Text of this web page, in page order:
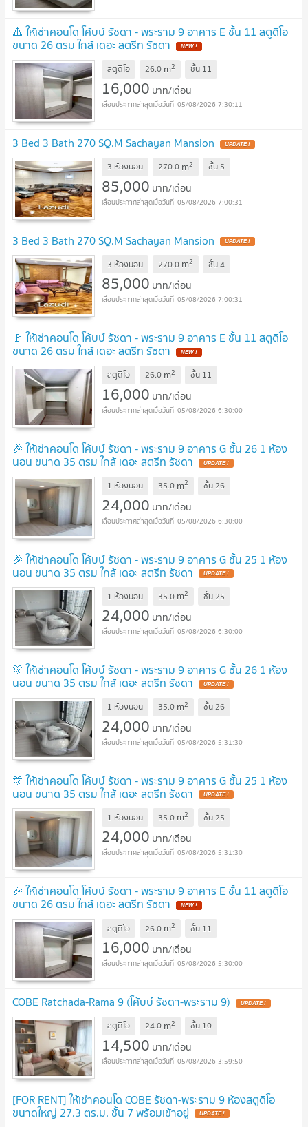
🔺 ให้เช่าคอนโด โค้บบ์ รัชดา - พระราม 9 อาคาร E ชั้น 11 สตูดิโอ
ขนาด 26 ตรม ใกล้ เดอะ สตรีท รัชดา
สตูดิโอ 26.0 m2 ชั้น 11
16,000 บาท/เดือน
05/08/2026 7:30:11
3 Bed 3 Bath 270 SQ.M Sachayan Mansion
3 ห้องนอน 270.0 m2 ชั้น 5
85,000 บาท/เดือน
05/08/2026 7:00:31
3 Bed 3 Bath 270 SQ.M Sachayan Mansion
3 ห้องนอน 270.0 m2 ชั้น4
85,000 บาท/เดือน
05/08/2026 7:00:31
🚩 ให้เช่าคอนโด โค้บบ์ รัชดา - พระราม 9 อาคาร E ชั้น 11 สตูดิโอ
ขนาด 26 ตรม ใกล้ เดอะ สตรีท รัชดา
สตูดิโอ 26.0 m2 ชั้น 11
16,000 บาท/เดือน
05/08/2026 6:30:00
🎉 ให้เช่าคอนโด โค้บบ์ รัชดา - พระราม 9 อาคาร G ชั้น 26 1 ห้อง
นอน ขนาด 35 ตรม ใกล้ เดอะ สตรีท รัชดา
1 ห้องนอน 35.0 m2 ชั้น26
24,000 บาท/เดือน
05/08/2026 6:30:00
🎉 ให้เช่าคอนโด โค้บบ์ รัชดา - พระราม 9 อาคาร G ชั้น 25 1 ห้อง
นอน ขนาด 35 ตรม ใกล้ เดอะ สตรีท รัชดา
1 ห้องนอน 35.0 m2 ชั้น25
24,000 บาท/เดือน
05/08/2026 6:30:00
🎊 ให้เช่าคอนโด โค้บบ์ รัชดา - พระราม 9 อาคาร G ชั้น 26 1 ห้อง
นอน ขนาด 35 ตรม ใกล้ เดอะ สตรีท รัชดา
1 ห้องนอน 35.0 m2 ชั้น26
24,000 บาท/เดือน
05/08/2026 5:31:30
🎊 ให้เช่าคอนโด โค้บบ์ รัชดา - พระราม 9 อาคาร G ชั้น 25 1 ห้อง
นอน ขนาด 35 ตรม ใกล้ เดอะ สตรีท รัชดา
1 ห้องนอน 35.0 m2 ชั้น25
24,000 บาท/เดือน
05/08/2026 5:31:30
🎉 ให้เช่าคอนโด โค้บบ์ รัชดา - พระราม 9 อาคาร E ชั้น 11 สตูดิโอ
ขนาด 26 ตรม ใกล้ เดอะ สตรีท รัชดา
สตูดิโอ 26.0 m2 ชั้น 11
16,000 บาท/เดือน
05/08/2026 5:30:00
COBE Ratchada-Rama 9 (โค้บบ์ รัชดา-พระราม 9)
สตูดิโอ 24.0 m2 ชั้น 10
14,500 บาท/เดือน
05/08/2026 3:59:50
[FOR RENT] ให้เช่าคอนโด COBE รัชดา-พระราม 9 ห้องสตูดิโอ
ขนาดใหญ่ 27.3 ตร.ม. ชั้น 7 พร้อมเข้าอยู่